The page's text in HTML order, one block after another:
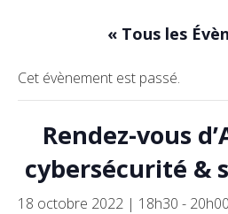
« Tous les
Cet évènement est passé.
Rendez-vous
cybersécurité &
18 octobre 2022 | 18h30 - 20h00